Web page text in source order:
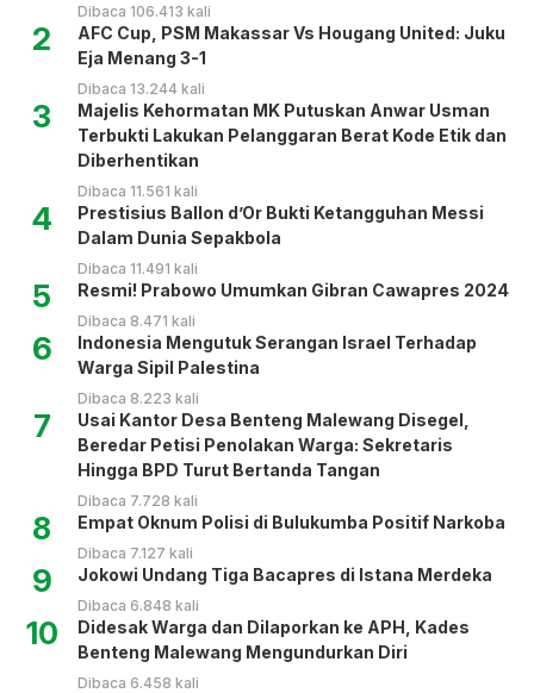
Dibaca 106.413 kali
2
AFC Cup, PSM Makassar Vs Hougang United: Juku
Eja Menang 3-1
Dibaca 13.244 kali
3
Majelis Kehormatan MK Putuskan Anwar Usman
Terbukti Lakukan Pelanggaran Berat Kode Etik dan
Diberhentikan
Dibaca 11.561 kali
4
Prestisius Ballon d’Or Bukti Ketangguhan Messi
Dalam Dunia Sepakbola
Dibaca 11.491 kali
5 Resmi! Prabowo Umumkan Gibran Cawapres 2024
Dibaca 8.471 kali
6
Indonesia Mengutuk Serangan Israel Terhadap
Warga Sipil Palestina
Dibaca 8.223 kali
7
Usai Kantor Desa Benteng Malewang Disegel,
Beredar Petisi Penolakan Warga: Sekretaris
Hingga BPD Turut Bertanda Tangan
Dibaca 7.728 kali
8 Empat Oknum Polisi di Bulukumba Positif Narkoba
Dibaca 7.127 kali
9 Jokowi Undang Tiga Bacapres di Istana Merdeka
Dibaca 6.848 kali
10
Didesak Warga dan Dilaporkan ke APH, Kades
Benteng Malewang Mengundurkan Diri
Dibaca 6.458 kali